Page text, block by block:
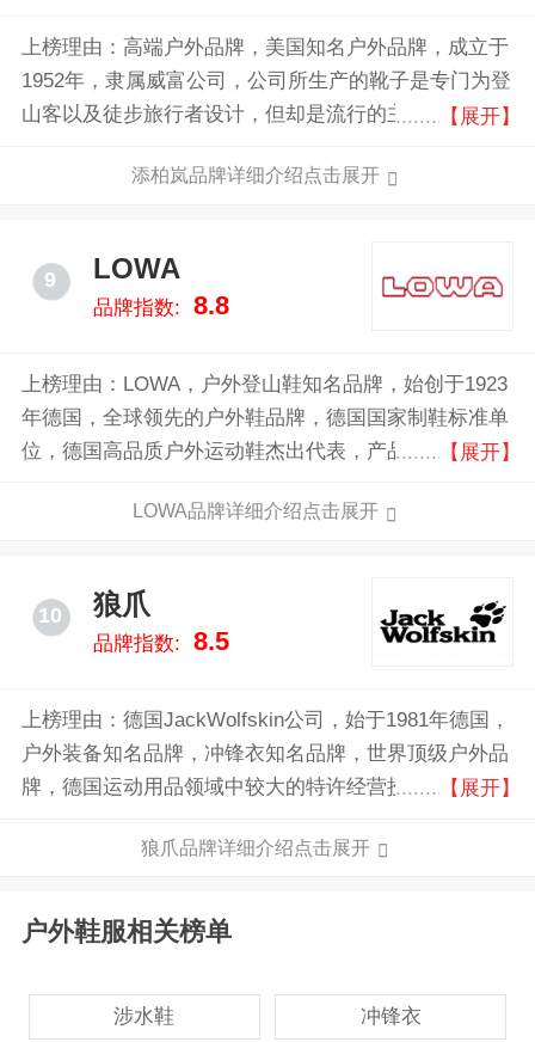
上榜理由：高端户外品牌，美国知名户外品牌，成立于
1952年，隶属威富公司，公司所生产的靴子是专门为登
山客以及徒步旅行者设计，但却是流行的主要元素之
美国人、西印地安人和拉丁年轻人的欢迎。除此之外，
【展开】
添柏岚品牌详细介绍点击展开
9 LOWA
品牌指数: 8.8
上榜理由：LOWA，户外登山鞋知名品牌，始创于1923
年德国，全球领先的户外鞋品牌，德国国家制鞋标准单
位，德国高品质户外运动鞋杰出代表，产品以其卓越的
【展开】
LOWA品牌详细介绍点击展开
10 狼爪
品牌指数: 8.5
上榜理由：德国JackWolfskin公司，始于1981年德国，
户外装备知名品牌，冲锋衣知名品牌，世界顶级户外品
牌，德国运动用品领域中较大的特许经营授权商之一，
【展开】
狼爪品牌详细介绍点击展开
户外鞋服相关榜单
涉水鞋 冲锋衣